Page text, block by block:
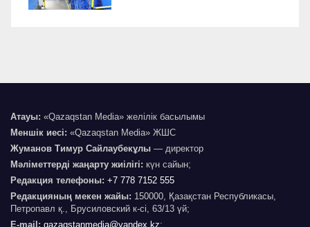
Атауы: «Qazaqstan Media» желілік басылымы
Меншік иесі: «Qazaqstan Media» ЖШС
Жуманов Тимур Сайлаубекұлы — директор
Мәліметтерді жаңарту жиілігі: күн сайын;
Редакция телефоны: +7 778 7152 555
Редакцияның мекен жайы: 150000, Қазақстан Республикасы,
Петропавл қ., Брусиловский к-сі, 63/13 үй;
E-mail: qazaqstanmedia@yandex.kz;